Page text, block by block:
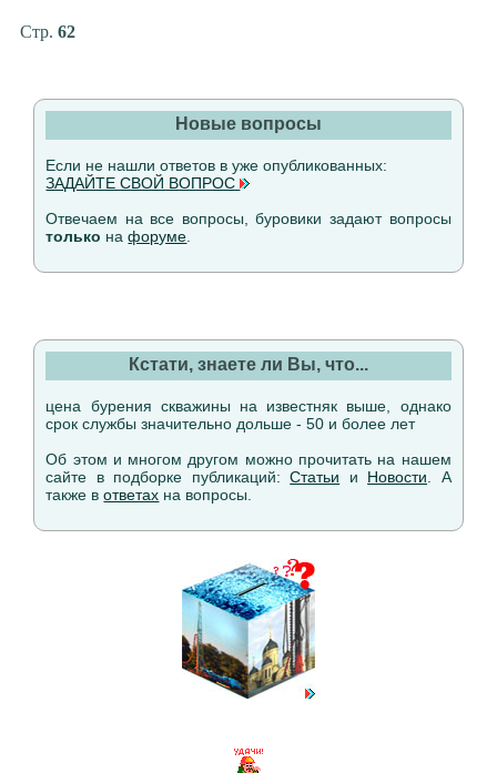
Стр. 62
Новые вопросы
Если не нашли ответов в уже опубликованных:
ЗАДАЙТЕ СВОЙ ВОПРОС
Отвечаем на все вопросы, буровики задают вопросы
только нафоруме
Кстати, знаете ли Вы, что...
цена бурения скважины на известняк выше, однако
срок службы значительно дольше - 50 и более лет
Об этом и многом другом можно прочитать на нашем
сайте в подборке публикаций:Статьи и Новости . А
также вответах на вопросы.